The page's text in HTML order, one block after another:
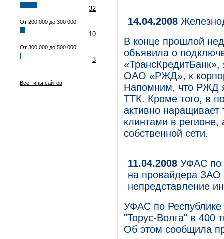
32
От 200 000 до 300 000
10
От 300 000 до 500 000
3
Все типы сайтов
14.04.2008
В конце прошлой
объявила о
ОАО «РЖД», к
Напомним, что РЖД
ТТК. Кроме того, в
активно наращивает
клинтами в
собственной сети.
11.04.2008 УФАС по
на провайдера ЗАО
непредставление
УФАС по
"Торус-Волга" в 400
Об этом сообщила